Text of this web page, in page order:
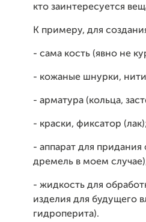
кто заинтересуется
К примеру, для
- сама кость (явно не
- кожаные шнурки,
- арматура (кольца,
- краски, фиксатор
- аппарат для
дремель в моем
- жидкость для
изделия для будущего
гидроперита).